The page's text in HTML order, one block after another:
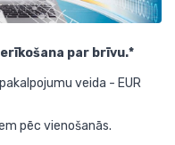
par brīvu.*
veida - EUR
pēc vienošanās.